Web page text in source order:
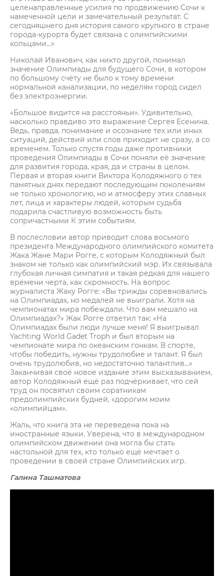
целенаправленные усилия по продвижению Сочи к
намеченной цели и замечательный результат. С
сегодняшнего дня история самого крупного в стране
города-курорта будет связана с олимпийскими
кольцами…»
Николай Иванович, как никто другой, понимал
значение Олимпиады для будущего Сочи, в котором
по большому счёту не было к тому времени
нормальной канализации, по неделям город сидел
без электроэнергии.
«Большое видится на расстояньи». Удивительно,
насколько правдиво это выражение Сергея Есенина.
Ведь, правда, понимание и осознание тех или иных
ситуаций, действий или слов приходит не сразу, а со
временем. Только спустя годы даже противники
проведения Олимпиады в Сочи поняли её значение
для развития города, края, да и страны в целом.
Первая и вторая книги Виктора Колодяжного о тех
памятных днях передают последующим поколениям
не только хронологию, но и атмосферу этих славных
лет, лица и характеры людей, которым судьба
подарила счастливую возможность быть
сопричастными К этим событиям.
В послесловии автор приводит слова восьмого
президента Международного олимпийского комитета
Жака Жане Мари Рогге, с которым Колодяжный был
знаком не только как олимпийский мэр. Их связывала
глубокая личная симпатия и такая редкая для нашего
времени черта, как скромность. На вопрос
журналиста Жаку Рогге: «Вы трижды соревновались
на Олимпиадах, но медалей не выиграли. Хотя на
чемпионатах мира побеждали. Что вам мешало на
Олимпиадах?» Жак Рогге ответил так: «На
Олимпиадах были люди лучше меня! Я выигрывал
Yachting World Gadet Troph и был вторым на
чемпионате мира по океанским гонкам. В спорте,
чтобы победить, нужны трудолюбие и талант. Я был
очень трудолюбив, но недостаточно талантлив…»
Заканчивая своё новое издание этим высказыванием,
автор Колодяжный ещё раз подчёркивает, что сей
труд он посвятил своим соратникам
предолимпийских будней, «дорогим моим
«олимпийцам».
Жаль, что книга эта не переведена пока на
иностранные языки. Уверена, что в международном
олимпийском движении она могла бы стать
настольной для тех, кто только ещё мечтает о
проведении в своей стране Олимпийских игр.
Галина Ташматова